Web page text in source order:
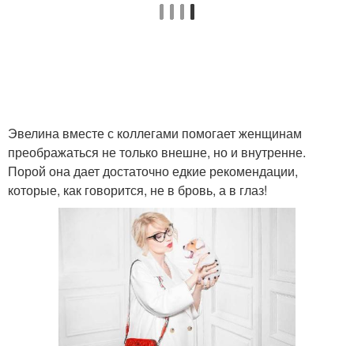
Эвелина вместе с коллегами помогает женщинам
преображаться не только внешне, но и внутренне.
Порой она дает достаточно едкие рекомендации,
которые, как говорится, не в бровь, а в глаз!